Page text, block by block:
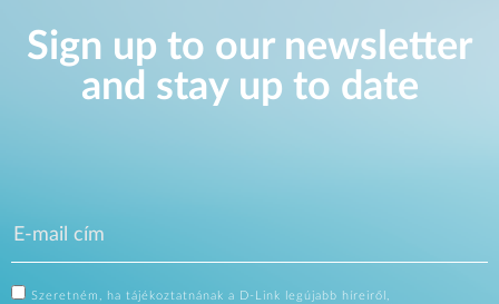
Sign up to our newsletter
and stay up to date
Szeretném, ha tájékoztatnának a D-Link legújabb híreiről,